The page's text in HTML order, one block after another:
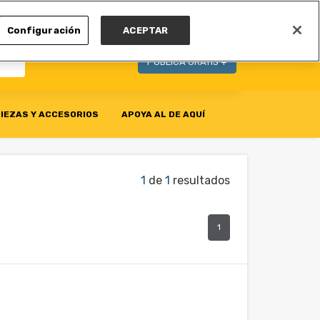
PUBLICA GRATIS +
Y ACCESORIOS APOYA AL DE AQUÍ
1 de 1 resultados
1
Configuración ACEPTAR